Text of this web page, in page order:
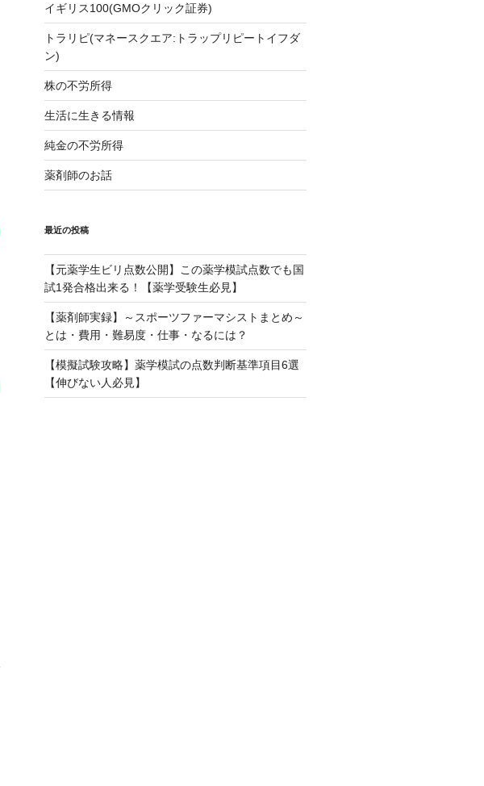
イギリス100(GMOクリック証券)
トラリピ(マネースクエア:トラップリピートイフダ
ン)
株の不労所得
生活に生きる情報
純金の不労所得
薬剤師のお話
最近の投稿
【元薬学生ビリ点数公開】この薬学模試点数でも国
試1発合格出来る！【薬学受験生必見】
【薬剤師実録】～スポーツファーマシストまとめ～
とは・費用・難易度・仕事・なるには？
【模擬試験攻略】薬学模試の点数判断基準項目6選
【伸びない人必見】